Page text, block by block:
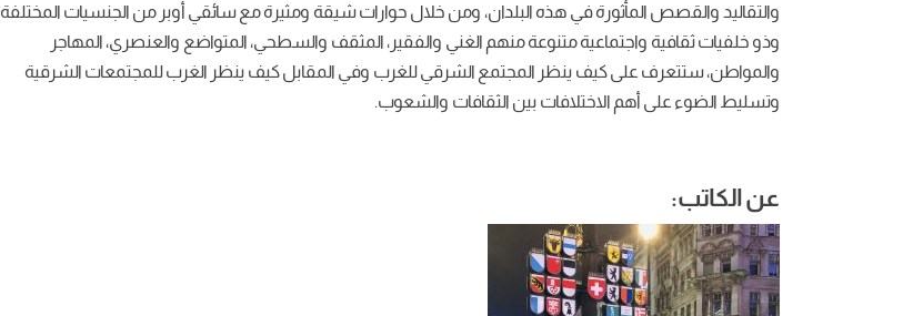
والتقاليد والقصص المأثورة في هذه البلدان، ومن خلال حوارات شيقة ومثيرة مع سائقي أوبر من الجنسيات المختلفة
وذو خلفيات ثقافية واجتماعية متنوعة منهم الغني والفقير، المثقف والسطحي، المتواضع والعنصري، المهاجر
والمواطن، ستتعرف على كيف ينظر المجتمع الشرقي للغرب وفي المقابل كيف ينظر الغرب للمجتمعات الشرقية
وتسليط الضوء على أهم الاختلافات بين الثقافات والشعوب.
عن الكاتب: